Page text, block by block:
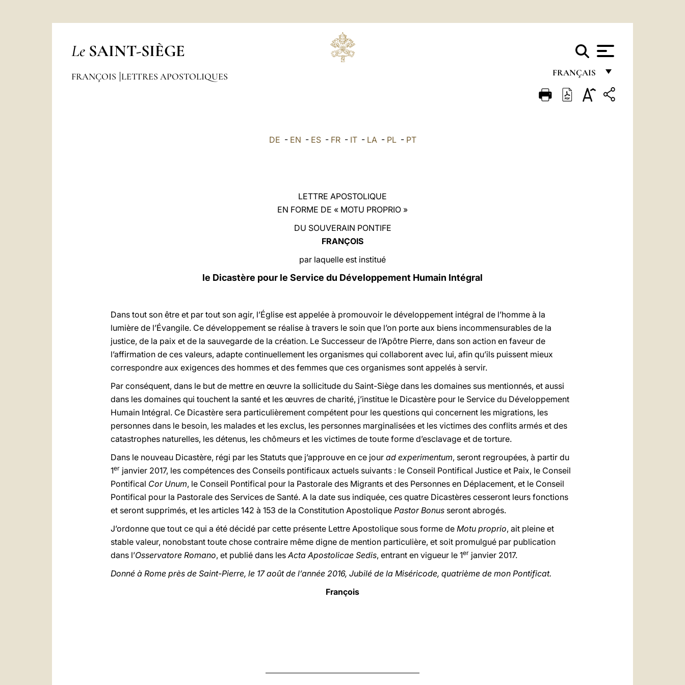
Le SAINT-SIÈGE
FRANÇAIS
FRANÇAIS
FRANÇOIS LETTRES APOSTOLIQUES
DE - EN - ES- FR- IT- LA- PL- PT
LETTRE APOSTOLIQUE
EN FORME DE « MOTU PROPRIO »
DU SOUVERAIN PONTIFE
FRANÇOIS
par laquelle est institué
le Dicastère pour le Service du Développement Humain Intégral
Dans tout son être et par tout son agir, l’Église est appelée à promouvoir le développement intégral de l’homme à la
lumière de l’Évangile. Ce développement se réalise à travers le soin que l’on porte aux biens incommensurables de la
justice, de la paix et de la sauvegarde de la création. Le Successeur de l’Apôtre Pierre, dans son action en faveur de
l’affirmation de ces valeurs, adapte continuellement les organismes qui collaborent avec lui, afin qu’ils puissent mieux
correspondre aux exigences des hommes et des femmes que ces organismes sont appelés à servir.
Par conséquent, dans le but de mettre en œuvre la sollicitude du Saint-Siège dans les domaines sus mentionnés, et aussi
dans les domaines qui touchent la santé et les œuvres de charité, j’institue le Dicastère pour le Service du Développement
Humain Intégral. Ce Dicastère sera particulièrement compétent pour les questions qui concernent les migrations, les
personnes dans le besoin, les malades et les exclus, les personnes marginalisées et les victimes des conflits armés et des
catastrophes naturelles, les détenus, les chômeurs et les victimes de toute forme d’esclavage et de torture.
Dans le nouveau Dicastère, régi par les Statuts que j’approuve en ce jour ad experimentum, seront regroupées, à partir du
1er janvier 2017, les compétences des Conseils pontificaux actuels suivants : le Conseil Pontifical Justice et Paix, le Conseil
Pontifical Cor Unum, le Conseil Pontifical pour la Pastorale des Migrants et des Personnes en Déplacement, et le Conseil
Pontifical pour la Pastorale des Services de Santé. A la date sus indiquée, ces quatre Dicastères cesseront leurs fonctions
et seront supprimés, et les articles 142 à 153 de la Constitution Apostolique Pastor Bonus seront abrogés.
J’ordonne que tout ce qui a été décidé par cette présente Lettre Apostolique sous forme de Motu proprio, ait pleine et
stable valeur, nonobstant toute chose contraire même digne de mention particulière, et soit promulgué par publication
dans l’Osservatore Romano, et publié dans lesActa Apostolicae Sedis, entrant en vigueur le 1er janvier 2017.
Donné à Rome près de Saint-Pierre, le 17 août de l’année 2016, Jubilé de la Miséricode, quatrième de mon Pontificat.
François